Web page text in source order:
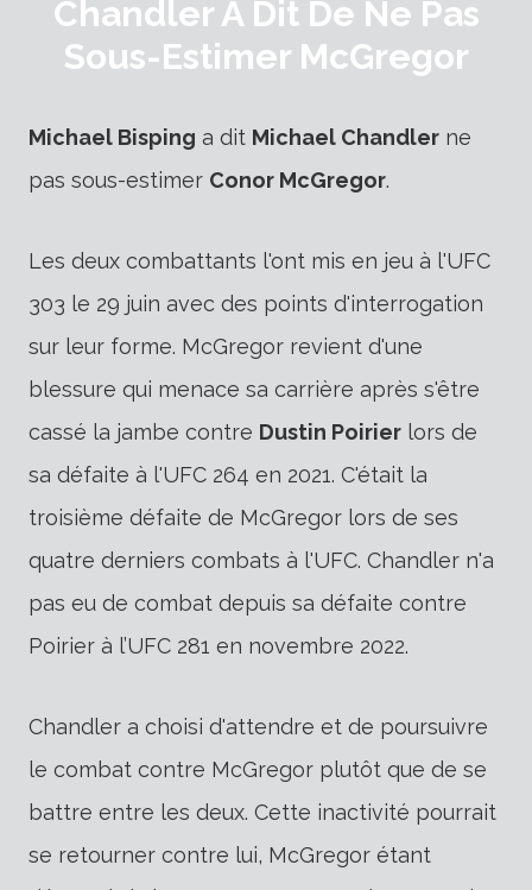
Chandler A Dit De Ne Pas
Sous-Estimer McGregor
Michael Bisping a dit Michael Chandler ne
pas sous-estimer Conor McGregor.
Les deux combattants l'ont mis en jeu à l'UFC
303 le 29 juin avec des points d'interrogation
sur leur forme. McGregor revient d'une
blessure qui menace sa carrière après s'être
cassé la jambe contre Dustin Poirier lors de
sa défaite à l'UFC 264 en 2021. C'était la
troisième défaite de McGregor lors de ses
quatre derniers combats à l'UFC. Chandler n'a
pas eu de combat depuis sa défaite contre
Poirier à l’UFC 281 en novembre 2022.
Chandler a choisi d'attendre et de poursuivre
le combat contre McGregor plutôt que de se
battre entre les deux. Cette inactivité pourrait
se retourner contre lui, McGregor étant